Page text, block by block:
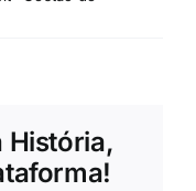
História,